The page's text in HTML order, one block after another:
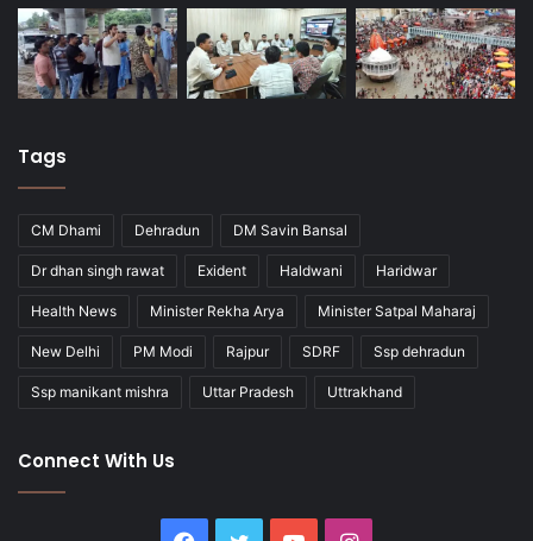
Tags
CM Dhami Dehradun DM Savin Bansal
Dr dhan singh rawat Exident Haldwani Haridwar
Health News Minister Rekha Arya Minister Satpal Maharaj
New Delhi PM Modi Rajpur SDRF Ssp dehradun
Ssp manikant mishra Uttar Pradesh Uttrakhand
Connect With Us